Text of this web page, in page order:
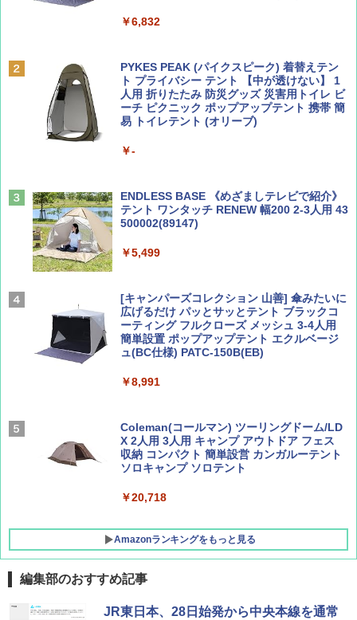
￥1,540
集】ボーイング110周年を祝して！
BE-PAL(ビ-パル) 2026年 9 月号【特別付録:
SOTO ミニマル"旅"財布 ランダム2種】
￥1,500
￥2,479
ァキア 2026～2027 地球の歩き方A ヨーロッ
￥2,277
新しい日本地理 地図・統計・移動から読み
解く (講談社現代新書)
￥1,540
￥6,832
PYKES PEAK (パイクスピーク) 着替えテン
ト プライバシー テント 【中が透けない】 1
人用 折りたたみ 防災グッズ 災害用トイレ ビ
ーチ ピクニック ポップアップテント 携帯 簡
易 トイレテント (オリーブ)
￥-
ENDLESS BASE 《めざましテレビで紹介》
テント ワンタッチ RENEW 幅200 2-3人用 43
500002(89147)
￥5,499
[キャンパーズコレクション 山善] 傘みたいに
広げるだけ パッとサッとテント ブラックコ
ーティング フルクローズ メッシュ 3-4人用
簡単設置 ポップアップテント エクルベージ
ュ(BC仕様) PATC-150B(EB)
￥8,991
Coleman(コールマン) ツーリングドーム/LD
X 2人用 3人用 キャンプ アウトドア フェス
収納 コンパクト 簡単設営 カンガルーテント
ソロキャンプ ソロテント
￥20,718
Amazonランキングをもっと見る
BUNDOK(バンドック)ソロ ドーム 1 EX BDK
編集部のおすすめ記事
JR東日本、28日始発から中央本線を通常